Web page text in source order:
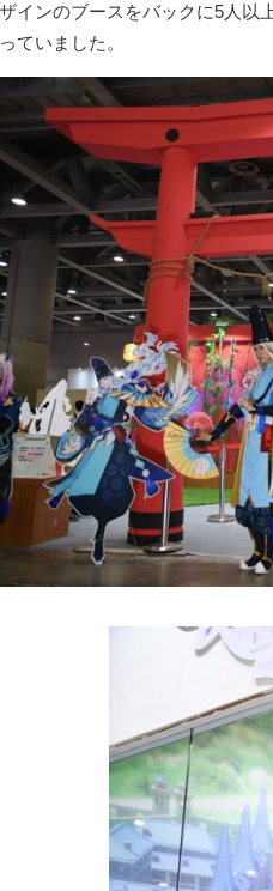
インのブースをバックに5人以
ていました。